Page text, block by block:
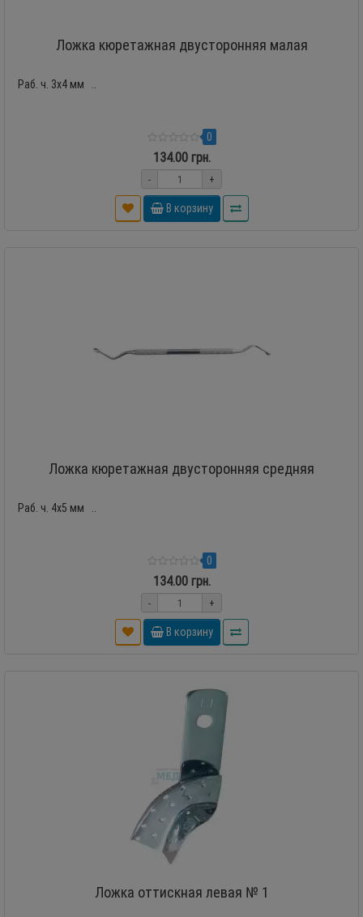
Ложка кюретажная двусторонняя малая
Раб. ч. 3х4 мм ..
0
134.00 грн.
- +
В корзину
Ложка кюретажная двусторонняя средняя
Раб. ч. 4х5 мм ..
0
134.00 грн.
- +
В корзину
Ложка оттискная левая № 1